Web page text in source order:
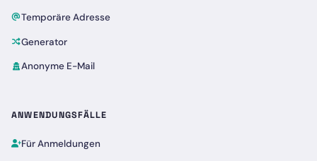
Temporäre Adresse
Generator
Anonyme E-Mail
ANWENDUNGSFÄLLE
Für Anmeldungen